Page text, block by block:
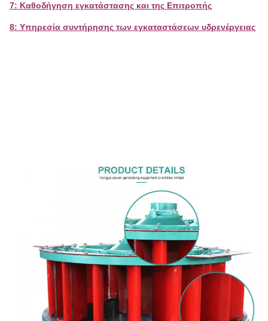
7: Καθοδήγηση εγκατάστασης και της Επιτροπής
8: Υπηρεσία συντήρησης των εγκαταστάσεων υδρενέργειας